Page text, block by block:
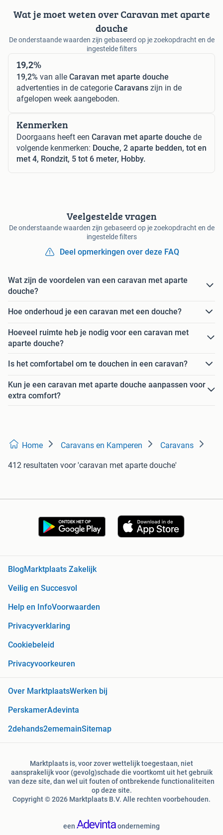
Wat je moet weten over Caravan met aparte
douche
De onderstaande waarden zijn gebaseerd op je zoekopdracht en de
ingestelde filters
19,2%
19,2% van alle Caravan met aparte douche
advertenties in de categorie Caravans zijn in de
afgelopen week aangeboden.
Kenmerken
Doorgaans heeft een Caravan met aparte douche de
volgende kenmerken: Douche, 2 aparte bedden, tot en
met 4, Rondzit, 5 tot 6 meter, Hobby.
Veelgestelde vragen
De onderstaande waarden zijn gebaseerd op je zoekopdracht en de
ingestelde filters
Deel opmerkingen over deze FAQ
Wat zijn de voordelen van een caravan met aparte
douche?
Hoe onderhoud je een caravan met een douche?
Hoeveel ruimte heb je nodig voor een caravan met
aparte douche?
Is het comfortabel om te douchen in een caravan?
Kun je een caravan met aparte douche aanpassen voor
extra comfort?
Home Caravans en Kamperen Caravans
412 resultaten voor 'caravan met aparte douche'
BlogMarktplaats Zakelijk
Veilig en Succesvol
Help en InfoVoorwaarden
Privacyverklaring
Cookiebeleid
Privacyvoorkeuren
Over MarktplaatsWerken bij
PerskamerAdevinta
2dehands2ememainSitemap
Marktplaats is, voor zover wettelijk toegestaan, niet
aansprakelijk voor (gevolg)schade die voortkomt uit het gebruik
van deze site, dan wel uit fouten of ontbrekende functionaliteiten
op deze site.
Copyright © 2026 Marktplaats B.V. Alle rechten voorbehouden.
een onderneming